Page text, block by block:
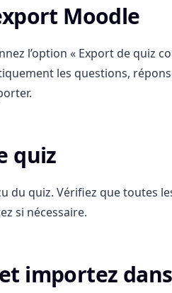
Moodle
l’option « Export de quiz
les questions,
quiz
du quiz. Vérifiez que toutes
si nécessaire.
importez